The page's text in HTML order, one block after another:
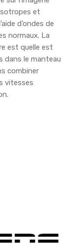
et
d’ondes de
normaux. La
est quelle est
dans le manteau
combiner
vitesses